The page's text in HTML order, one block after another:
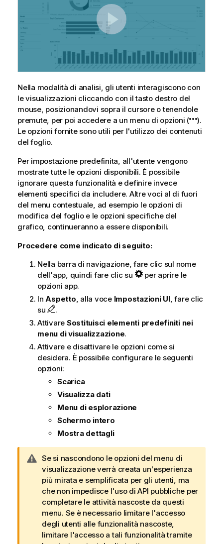
Nella modalità di analisi, gli utenti interagiscono con
le visualizzazioni cliccando con il tasto destro del
mouse, posizionandovi sopra il cursore o tenendole
premute, per poi accedere a un menu di opzioni (
).
Le opzioni fornite sono utili per l'utilizzo dei contenuti
del foglio.
Per impostazione predefinita, all'utente vengono
mostrate tutte le opzioni disponibili. È possibile
ignorare questa funzionalità e definire invece
elementi specifici da includere. Altre voci al di fuori
del menu contestuale, ad esempio le opzioni di
modifica del foglio e le opzioni specifiche del
grafico, continueranno a essere disponibili.
Procedere come indicato di seguito:
Nella barra di navigazione, fare clic sul nome
dell'app, quindi fare clic su
per aprire le
opzioni app.
InAspetto, alla voce Impostazioni UI, fare clic
su
.
Attivare Sostituisci elementi predefiniti nei
menu di visualizzazione.
Attivare e disattivare le opzioni come si
desidera. È possibile configurare le seguenti
opzioni:
Scarica
Visualizza dati
Menu di esplorazione
Schermo intero
Mostra dettagli
N
o
t
a
d
i
a
v
Se si nascondono le opzioni del menu di
visualizzazione verrà creata un'esperienza
più mirata e semplificata per gli utenti, ma
che non impedisce l'uso di API pubbliche per
completare le attività nascoste da questi
menu. Se è necessario limitare l'accesso
degli utenti alle funzionalità nascoste,
limitare l'accesso a tali funzionalità tramite